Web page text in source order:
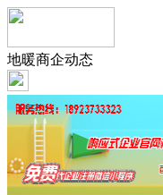
地暖商企动态